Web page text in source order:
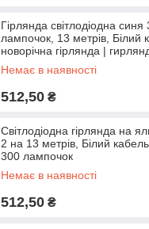
Гірлянда світлодіодна
лампочок, 13 метрів, Білий
новорічна гірлянда |
Немає в наявності
512,50 ₴
Світлодіодна гірлянда на
2 на 13 метрів, Білий
300 лампочок
Немає в наявності
512,50 ₴